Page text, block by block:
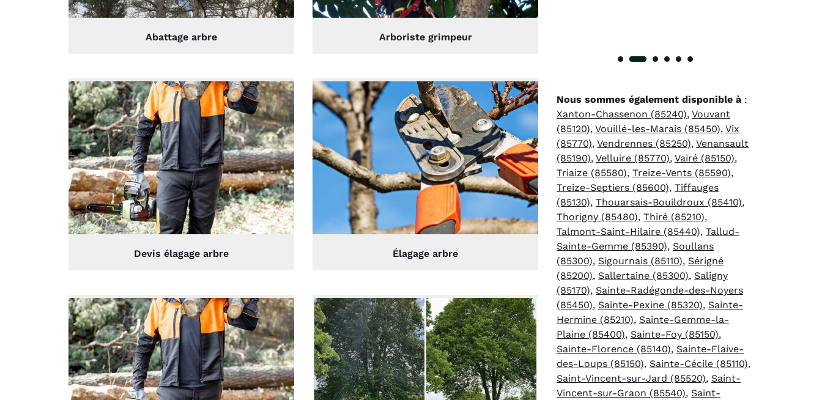
Abattage arbre Arboriste grimpeur
Devis élagage arbre Élagage arbre
Nous sommes également disponible à :
Xanton-Chassenon (85240), Vouvant
(85120), Vouillé-les-Marais (85450), Vix
(85770), Vendrennes (85250), Venansault
(85190), Velluire (85770), Vairé (85150),
Triaize (85580), Treize-Vents (85590),
Treize-Septiers (85600), Tiffauges
(85130), Thouarsais-Bouildroux (85410),
Thorigny (85480), Thiré (85210),
Talmont-Saint-Hilaire (85440), Tallud-
Sainte-Gemme (85390), Soullans
(85300), Sigournais (85110), Sérigné
(85200), Sallertaine (85300), Saligny
(85170), Sainte-Radégonde-des-Noyers
(85450), Sainte-Pexine (85320), Sainte-
Hermine (85210), Sainte-Gemme-la-
Plaine (85400), Sainte-Foy (85150),
Sainte-Florence (85140), Sainte-Flaive-
des-Loups (85150), Sainte-Cécile (85110),
Saint-Vincent-sur-Jard (85520), Saint-
Vincent-sur-Graon (85540), Saint-